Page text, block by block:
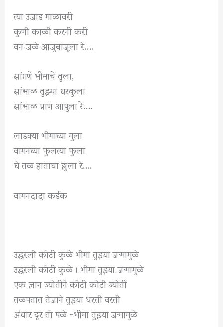
त्या उजाड माळावरी
कुणी काळी करनी करी
वन जळे आजुबाजूला रे….
सांगणे भीमाचे तुला,
सांभाळ तुझ्या घरकुला
सांभाळ प्राण आपुला रे….
लाडक्या भीमाच्या मुला
वामनच्या फुलत्या फुला
घे तळ हाताचा झुला रे….
वामनदादा कर्डक
उद्धरली कोटी कुळे भीमा तुझ्या जन्मामुळे
उद्धरली कोटी कुळे । भीमा तुझ्या जन्मामुळे
एक ज्ञान ज्योतीने कोटी कोटी ज्योती
तळपतात तेजाने तुझ्या धरती वरती
अंधार दूर तो पळे -भीमा तुझ्या जन्मामुळे